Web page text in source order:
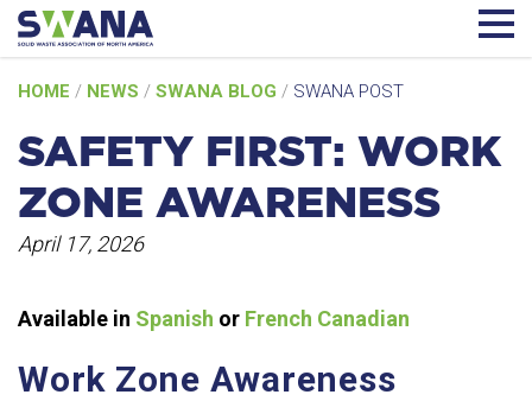
to
content
HOME / NEWS / SWANA BLOG / SWANA POST
SAFETY FIRST: WORK
ZONE AWARENESS
April 17, 2026
Available in Spanish or French Canadian
Work Zone Awareness